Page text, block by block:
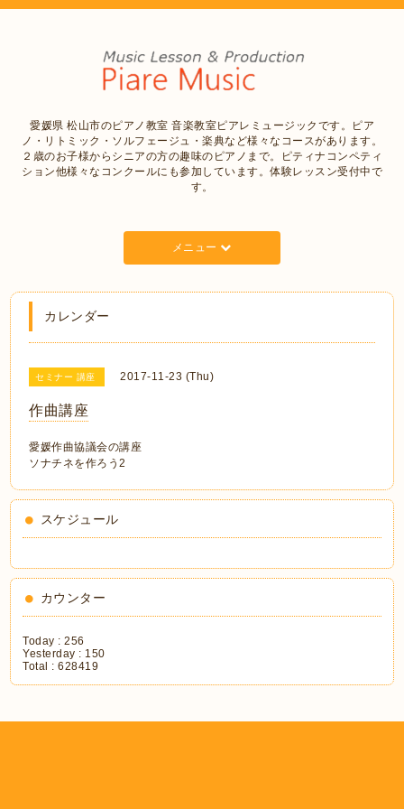
愛媛県 松山市のピアノ教室 音楽教室ピアレミュージックです。ピア
ノ・リトミック・ソルフェージュ・楽典など様々なコースがあります。
２歳のお子様からシニアの方の趣味のピアノまで。ピティナコンペティ
ション他様々なコンクールにも参加しています。体験レッスン受付中で
す。
メニュー
カレンダー
セミナー 講座 2017-11-23 (Thu)
作曲講座
愛媛作曲協議会の講座
ソナチネを作ろう2
スケジュール
カウンター
Today :256
Yesterday : 150
Total :628419